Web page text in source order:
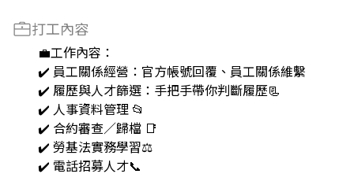
打工內容
💼工作內容：
✔️ 員工關係經營：官方帳號回覆、員工關係維繫
✔️ 履歷與人才篩選：手把手帶你判斷履歷📃
✔️ 人事資料管理 📂
✔️ 合約審查／歸檔 📑
✔️ 勞基法實務學習⚖️
✔️ 電話招募人才📞